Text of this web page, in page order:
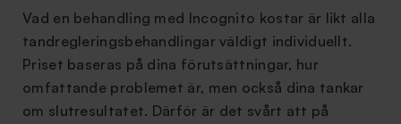
Vad en behandling med Incognito kostar är likt alla
tandregleringsbehandlingar väldigt individuellt.
Priset baseras på dina förutsättningar, hur
omfattande problemet är, men också dina tankar
om slutresultatet. Därför är det svårt att på